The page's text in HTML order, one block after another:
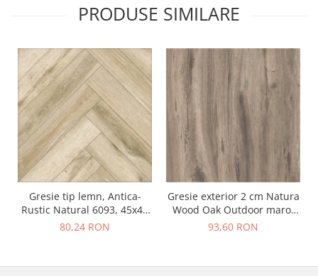
PRODUSE SIMILARE
Gresie tip lemn, Antica-
Rustic Natural 6093, 45x45
cm, portelanata, bej, finisaj
80,24 RON
Gresie exterior 2 cm Natura
Wood Oak Outdoor maro,
0.73mp/cut
93,60 RON